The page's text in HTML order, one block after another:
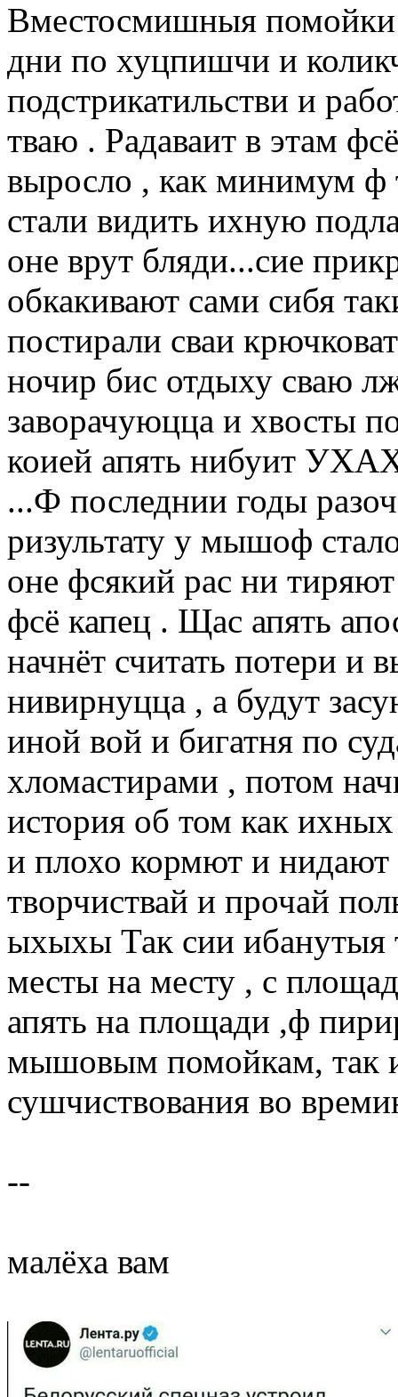
Вместосмишныя помойки
дни по хуцпишчи и
подстрикатильстви и
тваю . Радаваит в этам
выросло , как минимум ф
стали видить ихную
оне врут бляди...сие
обкакивают сами сибя
постирали сваи
ночир бис отдыху сваю
заворачуюцца и хвосты
коией апять нибуит
...Ф последнии годы
ризультату у мышоф
оне фсякий рас ни
фсё капец . Щас апять
начнёт считать потери и
нивирнуцца , а будут
иной вой и бигатня по
хломастирами , потом
история об том как
и плохо кормют и нидают
творчиствай и прочай
ыхыхы Так сии
месты на месту , с
апять на площади ,ф
мышовым помойкам, так
сушчиствования во
--
малёха вам